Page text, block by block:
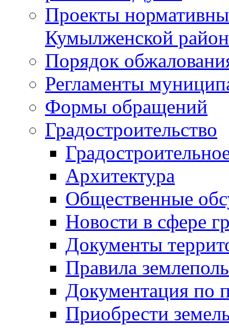
Проекты
Кумылженской
Порядок
Регламенты
Формы обращений
Градостроительство
Архитектура
Общественные
Новости в сфере
Документы
Правила
Документация по
Приобрести